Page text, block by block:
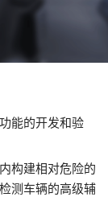
能的开发和验
构建相对危险的
测车辆的高级辅